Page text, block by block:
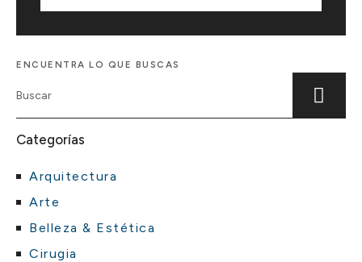
ENCUENTRA LO QUE BUSCAS
Categorías
Arquitectura
Arte
Belleza & Estética
Cirugia